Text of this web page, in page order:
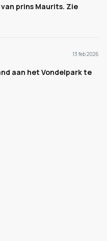
prins Maurits. Zie
13 feb 2026
aan het Vondelpark te